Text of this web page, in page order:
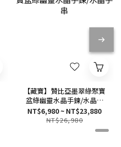
【藏寶】贊比亞墨翠綠聚寶
盆綠幽靈水晶手鍊/水晶手
串
NT$6,980 ~ NT$23,880
NT$26,980